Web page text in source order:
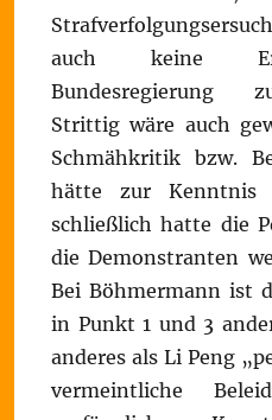
auch keine
Bundesregierung
Strittig wäre auch
Schmähkritik bzw.
hätte zur Kenntnis
schließlich hatte die
die Demonstranten
Bei Böhmermann ist
in Punkt 1 und 3
anderes als Li Peng
vermeintliche